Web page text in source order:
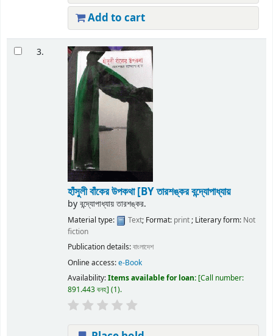
Add to cart
3.
হাঁসুলী বাঁকের উপকথা[BY তারশঙ্কর বন্দ্যোপাধ্যায়
byবন্দ্যোপাধ্যায় তারশঙ্কর.
Material type: Text; Format: print; Literary form: Not
fiction
Publication details:বাংলাদেশ
Online access:e-Book
Availability:Items available for loan: Call number:
891.443 বনহ (1).